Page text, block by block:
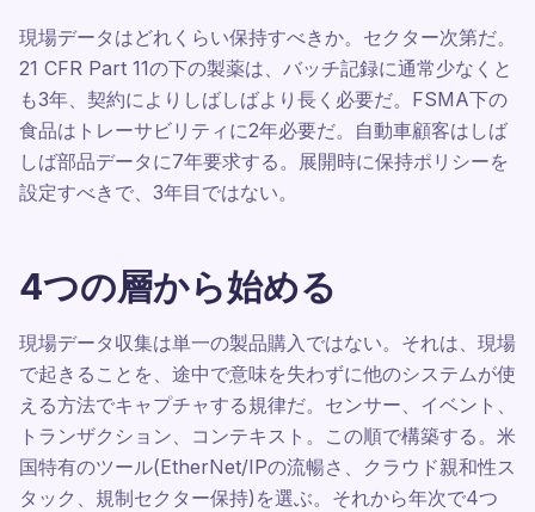
現場データはどれくらい保持すべきか。セクター次第だ。
21 CFR Part 11の下の製薬は、バッチ記録に通常少なくと
も3年、契約によりしばしばより長く必要だ。FSMA下の
食品はトレーサビリティに2年必要だ。自動車顧客はしば
しば部品データに7年要求する。展開時に保持ポリシーを
設定すべきで、3年目ではない。
4つの層から始める
現場データ収集は単一の製品購入ではない。それは、現場
で起きることを、途中で意味を失わずに他のシステムが使
える方法でキャプチャする規律だ。センサー、イベント、
トランザクション、コンテキスト。この順で構築する。米
国特有のツール(EtherNet/IPの流暢さ、クラウド親和性ス
タック、規制セクター保持)を選ぶ。それから年次で4つ